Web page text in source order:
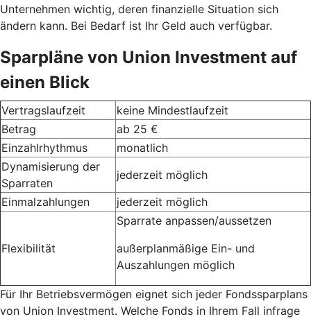
Unternehmen wichtig, deren finanzielle Situation sich
ändern kann. Bei Bedarf ist Ihr Geld auch verfügbar.
Sparpläne von Union Investment auf
einen Blick
Vertragslaufzeit
keine Mindestlaufzeit
Betrag
ab 25 €
Einzahlrhythmus
monatlich
Dynamisierung der
Sparraten
jederzeit möglich
Einmalzahlungen
jederzeit möglich
Flexibilität
Sparrate anpassen/aussetzen
außerplanmäßige Ein- und
Auszahlungen möglich
Für Ihr Betriebsvermögen eignet sich jeder Fondssparplans
von Union Investment. Welche Fonds in Ihrem Fall infrage